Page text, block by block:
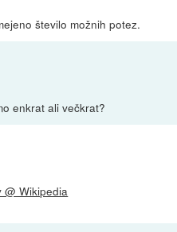
število možnih potez.
enkrat ali večkrat?
Wikipedia